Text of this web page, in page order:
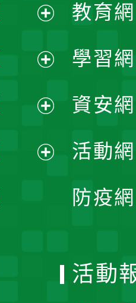
選
單
開
選
單
開
選
單
開
選
開
教育
學習
資安
活動
防疫
活動